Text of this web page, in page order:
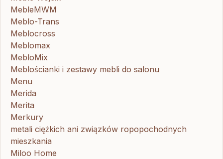
MebleMWM
Meblo-Trans
Meblocross
Meblomax
MebloMix
Meblościanki i zestawy mebli do salonu
Menu
Merida
Merita
Merkury
metali ciężkich ani związków ropopochodnych
mieszkania
Miloo Home